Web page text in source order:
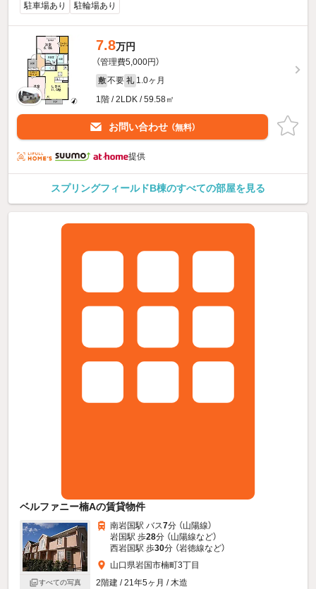
駐車場あり
駐輪場あり
7.8万円
（管理費5,000円）
敷 不要 礼 1.0ヶ月
1階 / 2LDK / 59.58㎡
お問い合わせ （無料）
提供
スプリングフィールドB棟のすべての部屋を見る
ベルファニー楠Aの賃貸物件
すべての写真
南岩国駅 バス7分 （山陽線）
岩国駅 歩28分 （山陽線など）
西岩国駅 歩30分 （岩徳線など）
山口県岩国市楠町3丁目
2階建 / 21年5ヶ月 / 木造